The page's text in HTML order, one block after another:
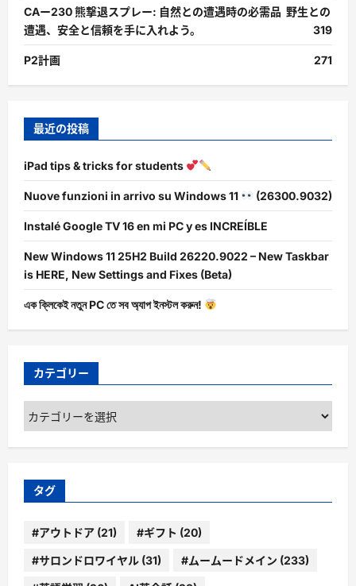
CAー230 熊撃退スプレー: 自然との遭遇時の必需品 野生との
遭遇、安全と信頼を手に入れよう。
319
P2計画 271
最近の投稿
iPad tips & tricks for students
Nuove funzioni in arrivo su Windows 11 (26300.9032)
Instalé Google TV 16 en mi PC y es INCREÍBLE
New Windows 11 25H2 Build 26220.9022 – New Taskbar
is HERE, New Settings and Fixes (Beta)
এক ক্লিকেই নতুন PC তে সব অ্যাপ ইনস্টল করুন!
カテゴリー
カ
テ
ゴ
ー
タグ
#アウトドア (21) #ギフト (20)
#サロンドロワイヤル (31) #ムームードメイン (233)